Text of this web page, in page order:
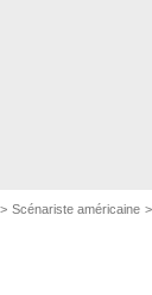
Scénariste américaine